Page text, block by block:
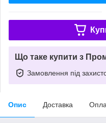
Що таке купити з
Замовлення під
Опис Доставка